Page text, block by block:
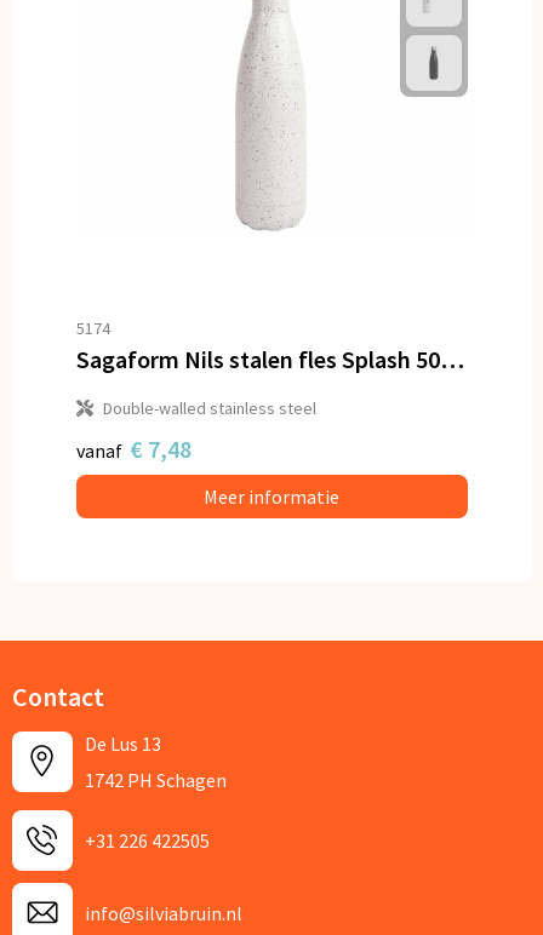
5174
Sagaform Nils stalen fles Splash 500ml
Double-walled stainless steel
vanaf € 7,48
Meer informatie
Contact
De Lus 13
1742 PH Schagen
+31 226 422505
info@silviabruin.nl